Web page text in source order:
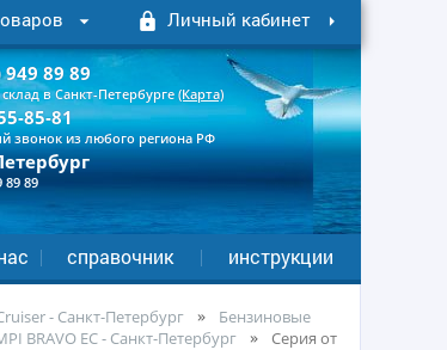
Личный кабинет
949 89 89
в Санкт-Петербурге(Карта)
85-81
звонок из любого региона РФ
89 89
справочник инструкции
- Санкт-Петербург
Бензиновые
BRAVO EC - Санкт-Петербург
Серия от